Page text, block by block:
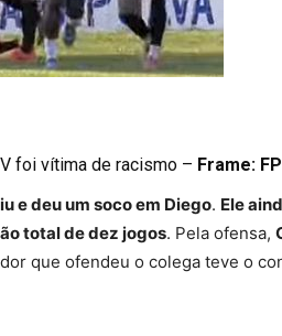
foi vítima de racismo – Frame:
e deu um soco em Diego. Ele
total de dez jogos. Pela ofensa,
que ofendeu o colega teve o